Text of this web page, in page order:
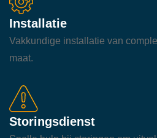
Installatie
Vakkundige installatie van
maat.
Storingsdienst